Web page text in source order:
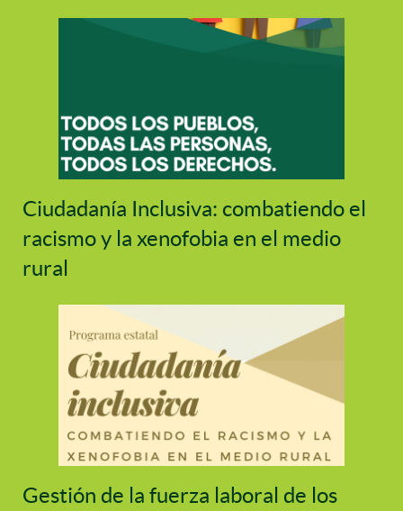
Ciudadanía Inclusiva: combatiendo el
racismo y la xenofobia en el medio
rural
Gestión de la fuerza laboral de los